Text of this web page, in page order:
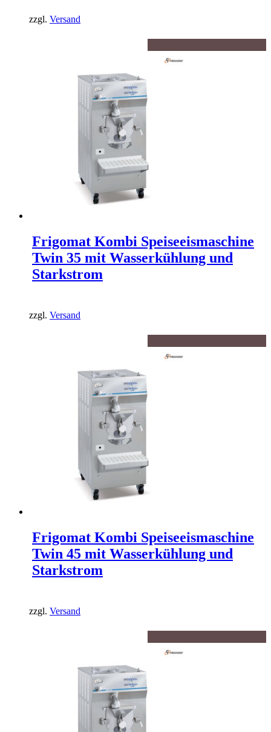
zzgl. Versand
Frigomat Kombi Speiseeismaschine
Twin 35 mit Wasserkühlung und
Starkstrom
zzgl. Versand
Frigomat Kombi Speiseeismaschine
Twin 45 mit Wasserkühlung und
Starkstrom
zzgl. Versand